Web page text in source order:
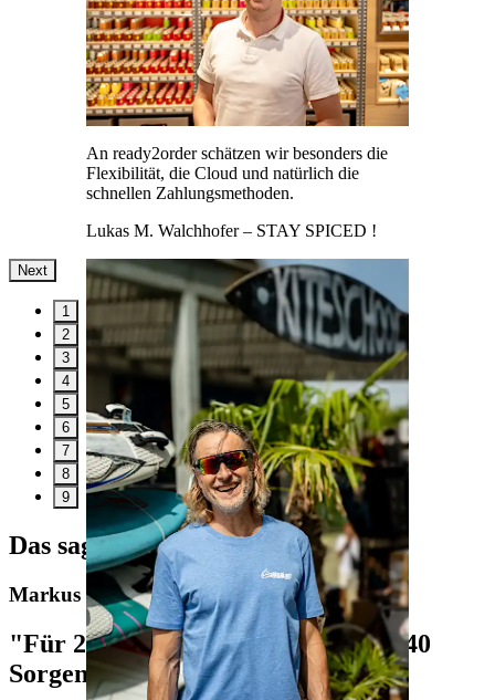
An ready2order schätzen wir besonders die
Flexibilität, die Cloud und natürlich die
schnellen Zahlungsmethoden.
Lukas M. Walchhofer– STAY SPICED !
Next
1
2
3
4
5
6
7
8
9
Das sagt unser CEO
Markus Bernhart über ready2order
"Für 20 € mehr im Monat hast Du 40
Sorgen weniger."